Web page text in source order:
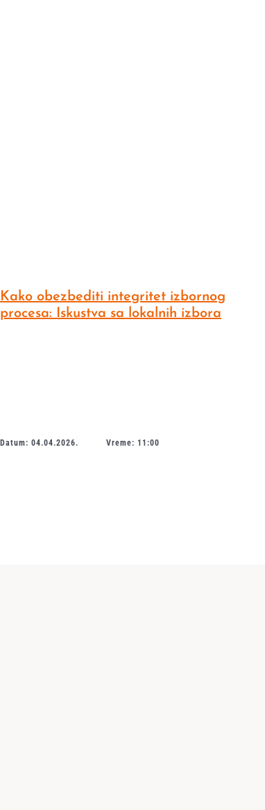
Kako obezbediti integritet izbornog
procesa: Iskustva sa lokalnih izbora
Datum: 04.04.2026. Vreme: 11:00